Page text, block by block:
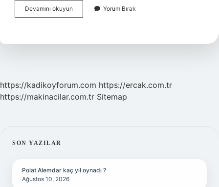
Devamını okuyun
Ne
Yaşıyor
Yorum Bırak
https://kadikoyforum.com https://ercak.com.tr
https://makinacilar.com.tr Sitemap
SIDEBAR
SON YAZILAR
Polat Alemdar kaç yıl oynadı ?
Ağustos 10, 2026